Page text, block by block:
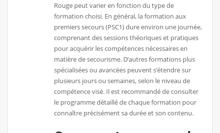
Rouge peut varier en fonction du type de
formation choisi. En général, la formation aux
premiers secours (PSC1) dure environ une journée,
comprenant des sessions théoriques et pratiques
pour acquérir les compétences nécessaires en
matière de secourisme. D’autres formations plus
spécialisées ou avancées peuvent s’étendre sur
plusieurs jours ou semaines, selon le niveau de
compétence visé. Il est recommandé de consulter
le programme détaillé de chaque formation pour
connaître précisément sa durée et son contenu.